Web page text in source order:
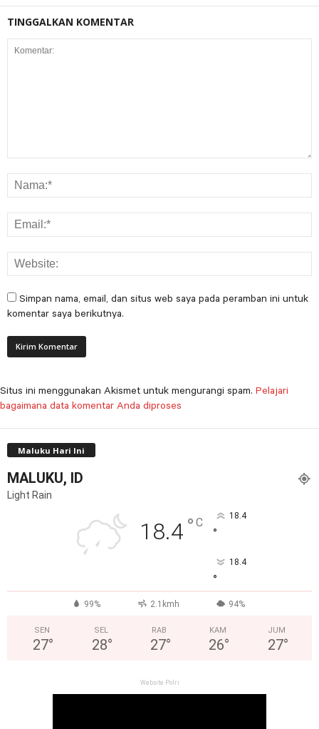
TINGGALKAN KOMENTAR
Simpan nama, email, dan situs web saya pada peramban ini untuk
komentar saya berikutnya.
Situs ini menggunakan Akismet untuk mengurangi spam. Pelajari
bagaimana data komentar Anda diproses
Maluku Hari Ini
MALUKU, ID
Light Rain
18.4 ° C 18.4
°
18.4
°
99% 2.1kmh 94%
SEN
27°
SEL
28°
RAB
27°
KAM
26°
JUM
27°
Website Polri